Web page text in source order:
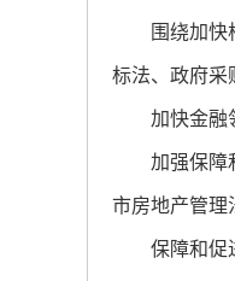
围绕加
标法、政府采
加快金融
加强保障
市房地产管理
保障和促